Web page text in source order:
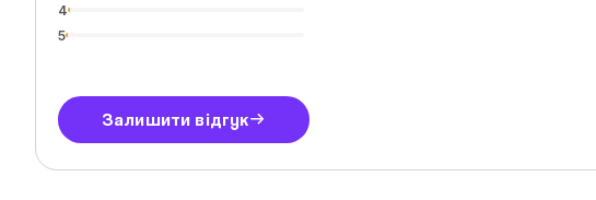
4
5
Залишити відгук